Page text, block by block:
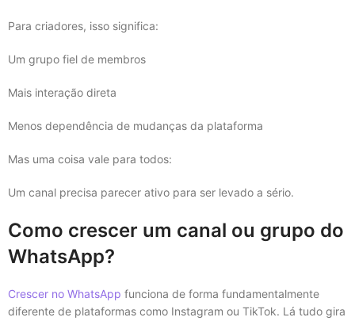
Para criadores, isso significa:
Um grupo fiel de membros
Mais interação direta
Menos dependência de mudanças da plataforma
Mas uma coisa vale para todos:
Um canal precisa parecer ativo para ser levado a sério.
Como crescer um canal ou grupo do
WhatsApp?
Crescer no WhatsApp funciona de forma fundamentalmente
diferente de plataformas como Instagram ou TikTok. Lá tudo gira